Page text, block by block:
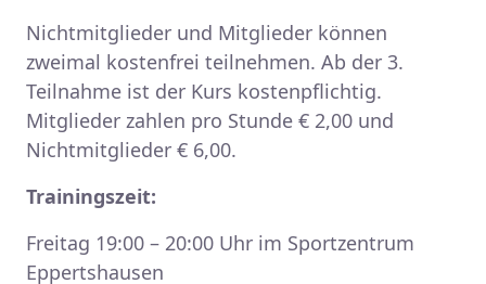
Nichtmitglieder und Mitglieder können
zweimal kostenfrei teilnehmen. Ab der 3.
Teilnahme ist der Kurs kostenpflichtig.
Mitglieder zahlen pro Stunde € 2,00 und
Nichtmitglieder € 6,00.
Trainingszeit:
Freitag 19:00 – 20:00 Uhr im Sportzentrum
Eppertshausen